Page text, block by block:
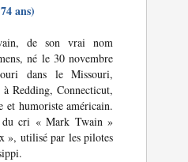
ans)
de son vrai nom
né le 30 novembre
dans le Missouri,
Redding, Connecticut,
et humoriste américain.
du cri « Mark Twain »
», utilisé par les pilotes